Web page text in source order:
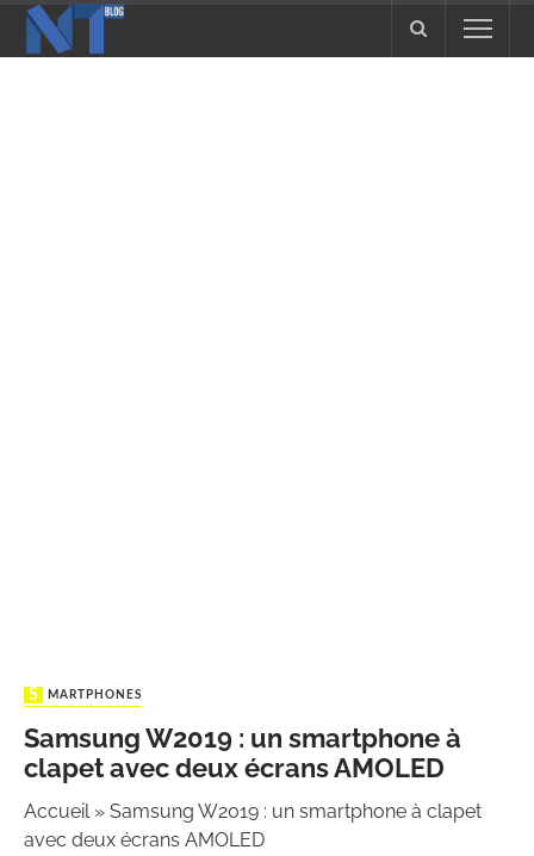
SMARTPHONES
Samsung W2019 : un smartphone à
clapet avec deux écrans AMOLED
Accueil» Samsung W2019 : un smartphone à clapet
avec deux écrans AMOLED